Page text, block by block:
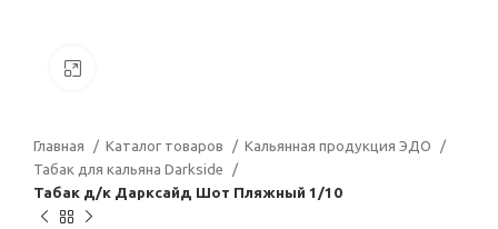
Главная Каталог товаров
Кальянная продукция ЭДО
Табак для кальяна Darkside
Табак д/к Дарксайд Шот Пляжный 1/10